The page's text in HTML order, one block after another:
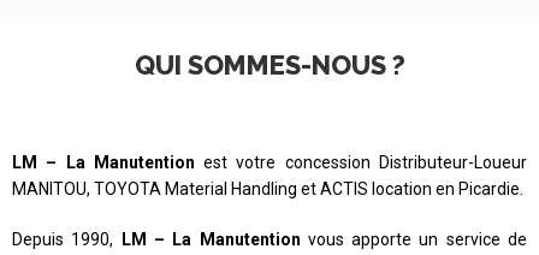
QUI SOMMES-NOUS ?
LM – La Manutention est votre concession Distributeur-Loueur
MANITOU, TOYOTA Material Handling et ACTIS location en Picardie.
Depuis 1990, LM – La Manutention vous apporte un service de